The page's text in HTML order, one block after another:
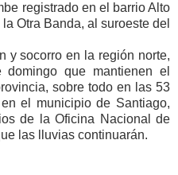
registrado en el barrio Alto
Otra Banda, al suroeste del
y socorro en la región norte,
que mantienen el
sobre todo en las 53
el municipio de Santiago,
de la Oficina Nacional de
las lluvias continuarán.